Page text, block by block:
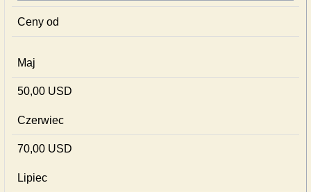
Ceny od
Maj
50,00 USD
Czerwiec
70,00 USD
Lipiec